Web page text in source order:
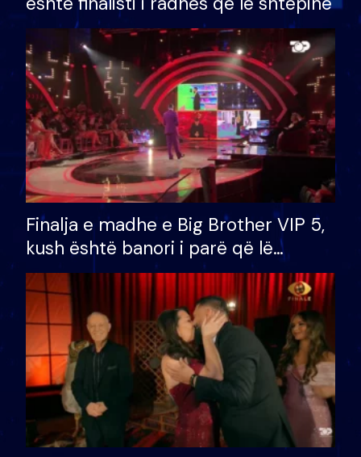
Finalja e madhe e Big Brother VIP 5,
kush është banori i parë që lë
shtëpinë dhe humb mundësinë për
të fituar çmimin e madh